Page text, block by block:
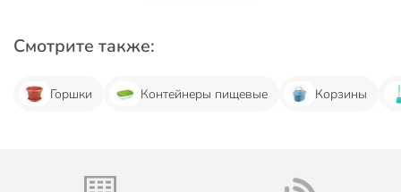
дозаторами для моющих средств, навесными полками и
ящиками для хранения банных принадлежностей,
ершиками и так далее;
ковшиками. Для поддержания чистоты и порядка
Смотрите также:
Горшки Контейнеры пищевые Корзины